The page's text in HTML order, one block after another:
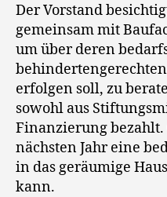
Der Vorstand
gemeinsam mit
um über deren
erfolgen soll, zu
sowohl aus
Finanzierung bezahlt.
nächsten Jahr eine
in das geräumige
kann.